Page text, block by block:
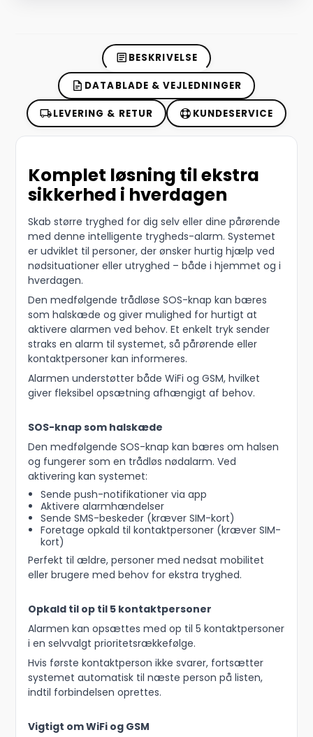
BESKRIVELSE
DATABLADE & VEJLEDNINGER
LEVERING & RETUR KUNDESERVICE
Komplet løsning til ekstra
sikkerhed i hverdagen
Skab større tryghed for dig selv eller dine pårørende
med denne intelligente trygheds-alarm. Systemet
er udviklet til personer, der ønsker hurtig hjælp ved
nødsituationer eller utryghed – både i hjemmet og i
hverdagen.
Den medfølgende trådløse SOS-knap kan bæres
som halskæde og giver mulighed for hurtigt at
aktivere alarmen ved behov. Et enkelt tryk sender
straks en alarm til systemet, så pårørende eller
kontaktpersoner kan informeres.
Alarmen understøtter både WiFi og GSM, hvilket
giver fleksibel opsætning afhængigt af behov.
SOS-knap som halskæde
Den medfølgende SOS-knap kan bæres om halsen
og fungerer som en trådløs nødalarm. Ved
aktivering kan systemet:
Sende push-notifikationer via app
Aktivere alarmhændelser
Sende SMS-beskeder (kræver SIM-kort)
Foretage opkald til kontaktpersoner (kræver SIM-
kort)
Perfekt til ældre, personer med nedsat mobilitet
eller brugere med behov for ekstra tryghed.
Opkald til op til 5 kontaktpersoner
Alarmen kan opsættes med op til 5 kontaktpersoner
i en selvvalgt prioritetsrækkefølge.
Hvis første kontaktperson ikke svarer, fortsætter
systemet automatisk til næste person på listen,
indtil forbindelsen oprettes.
Vigtigt om WiFi og GSM